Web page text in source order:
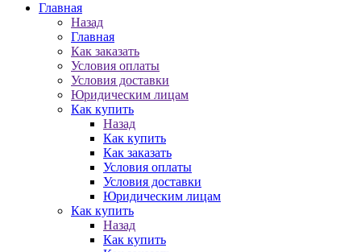
Главная
Назад
Главная
Как заказать
Условия оплаты
Условия доставки
Юридическим лицам
Как купить
Назад
Как купить
Как заказать
Условия оплаты
Условия доставки
Юридическим лицам
Как купить
Назад
Как купить